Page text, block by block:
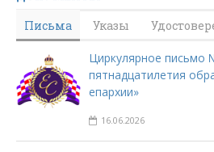
Письма
Указы
Циркулярное письмо
пятнадцатилетия
епархии»
16.06.2026